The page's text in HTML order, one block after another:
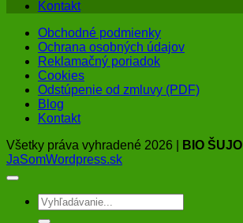
Kontakt
Obchodné podmienky
Ochrana osobných údajov
Reklamačný poriadok
Cookies
Odstúpenie od zmluvy (PDF)
Blog
Kontakt
Všetky práva vyhradené 2026 |
BIO ŠUJO
JaSomWordpress.sk
Hľadať: